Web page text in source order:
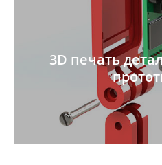
3D печать